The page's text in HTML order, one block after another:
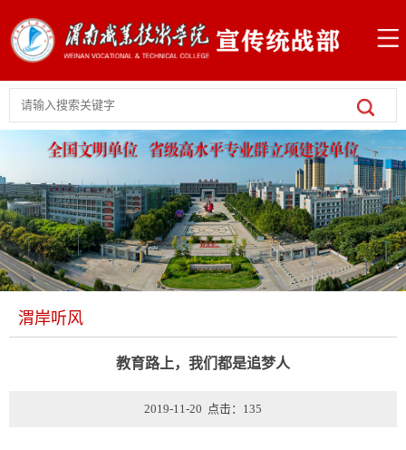
渭岸听风
教育路上，我们都是追梦人
2019-11-20 点击： 135